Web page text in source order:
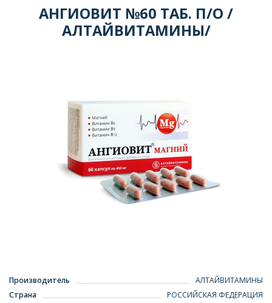
АНГИОВИТ №60 ТАБ. П/О /
АЛТАЙВИТАМИНЫ/
Производитель
АЛТАЙВИТАМИНЫ
Страна
РОССИЙСКАЯ ФЕДЕРАЦИЯ